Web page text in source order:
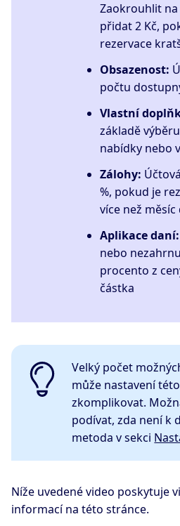
Zaokrouhlit
přidat 2 Kč,
rezervace
Obsazenost:
počtu
Vlastní
základě
nabídky nebo
Zálohy:
%, pokud je
více než
Aplikace daní:
nebo
procento z
částka
Velký počet
může nastavení
zkomplikovat.
podívat, zda není k
metoda v sekci
Níže uvedené video poskytuje
informací na této stránce.